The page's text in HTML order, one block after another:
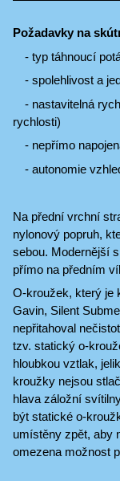
Požadavky na
- typ táhnoucí
- spolehlivost a
- nastavitelná
rychlosti)
- nepřímo
- autonomie
Na přední vrchní
nylonový popruh,
sebou. Modernější
přímo na předním
O-kroužek, který je
Gavin, Silent
nepřitahoval
tzv. statický o-
hloubkou vztlak,
kroužky nejsou
hlava záložní
být statické o-
umístěny zpět, aby
omezena možnost